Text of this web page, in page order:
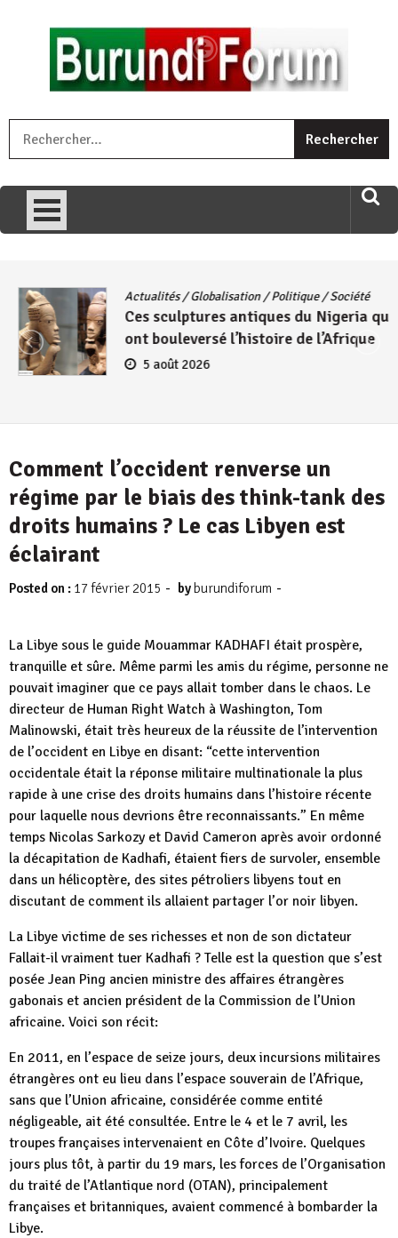
umariye umuryango wawe canke igihugu cakwibarutse .Wewe
uri ngaha ndagusigiye iki kibazo : Uriko ukora iki kugira ngo
Actualités/Globalisation/Politique/Société
Ces sculptures antiques du Nigeria qui
ont bouleversé l’histoire de l’Afrique
5 août 2026
Comment l’occident renverse un
régime par le biais des think-tank des
droits humains ? Le cas Libyen est
éclairant
Posted on : 17 février 2015 - by burundiforum -
La Libye sous le guide Mouammar KADHAFI était prospère,
tranquille et sûre. Même parmi les amis du régime, personne ne
pouvait imaginer que ce pays allait tomber dans le chaos. Le
directeur de Human Right Watch à Washington, Tom
Malinowski, était très heureux de la réussite de l’intervention
de l’occident en Libye en disant: “cette intervention
occidentale était la réponse militaire multinationale la plus
rapide à une crise des droits humains dans l’histoire récente
pour laquelle nous devrions être reconnaissants.” En même
temps Nicolas Sarkozy et David Cameron après avoir ordonné
la décapitation de Kadhafi, étaient fiers de survoler, ensemble
dans un hélicoptère, des sites pétroliers libyens tout en
discutant de comment ils allaient partager l’or noir libyen.
La Libye victime de ses richesses et non de son dictateur
Fallait-il vraiment tuer Kadhafi ? Telle est la question que s’est
posée Jean Ping ancien ministre des affaires étrangères
gabonais et ancien président de la Commission de l’Union
africaine. Voici son récit:
En 2011, en l’espace de seize jours, deux incursions militaires
étrangères ont eu lieu dans l’espace souverain de l’Afrique,
sans que l’Union africaine, considérée comme entité
négligeable, ait été consultée. Entre le 4 et le 7 avril, les
troupes françaises intervenaient en Côte d’Ivoire. Quelques
jours plus tôt, à partir du 19 mars, les forces de l’Organisation
du traité de l’Atlantique nord (OTAN), principalement
françaises et britanniques, avaient commencé à bombarder la
Libye.